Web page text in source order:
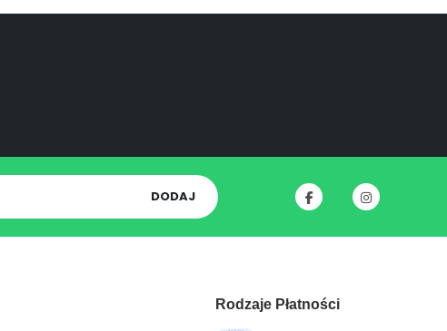
DODAJ
Rodzaje Płatności